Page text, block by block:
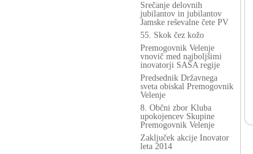
Srečanje delovnih
jubilantov in jubilantov
Jamske reševalne čete PV
55. Skok čez kožo
Premogovnik Velenje
vnovič med najboljšimi
inovatorji SAŠA regije
Predsednik Državnega
sveta obiskal Premogovnik
Velenje
8. Občni zbor Kluba
upokojencev Skupine
Premogovnik Velenje
Zaključek akcije Inovator
leta 2014